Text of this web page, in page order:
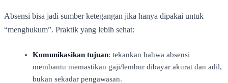
Absensi bisa jadi sumber ketegangan jika hanya dipakai untuk
“menghukum”. Praktik yang lebih sehat:
Komunikasikan tujuan: tekankan bahwa absensi
membantu memastikan gaji/lembur dibayar akurat dan adil,
bukan sekadar pengawasan.